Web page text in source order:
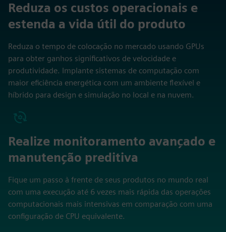
Reduza os custos operacionais e
estenda a vida útil do produto
Reduza o tempo de colocação no mercado usando GPUs
para obter ganhos significativos de velocidade e
produtividade. Implante sistemas de computação com
maior eficiência energética com um ambiente flexível e
híbrido para design e simulação no local e na nuvem.
Realize monitoramento avançado e
manutenção preditiva
Fique um passo à frente de seus produtos no mundo real
com uma execução até 6 vezes mais rápida das operações
computacionais mais intensivas em comparação com uma
configuração de CPU equivalente.